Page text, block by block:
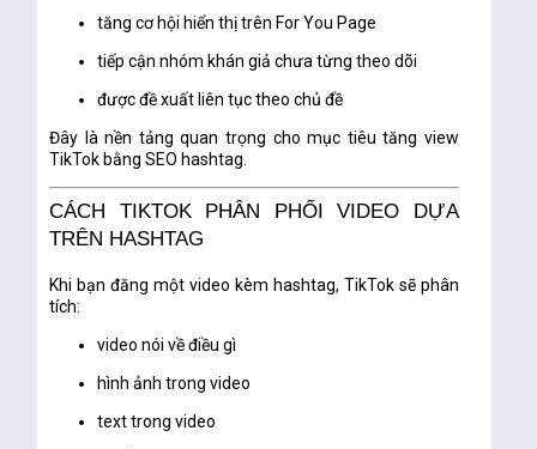
tăng cơ hội hiển thị trên For You Page
tiếp cận nhóm khán giả chưa từng theo dõi
được đề xuất liên tục theo chủ đề
Đây là nền tảng quan trọng cho mục tiêutăng view
TikTok bằng SEO hashtag
CÁCH TIKTOK PHÂN PHỐI VIDEO DỰA
TRÊN HASHTAG
Khi bạn đăng một video kèm hashtag, TikTok sẽ phân
tích:
video nói về điều gì
hình ảnh trong video
text trong video